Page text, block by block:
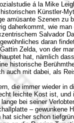
á la Mike
Künstler-
amüsante Szenen zu
daherkommt, wie
Salvador
daran
Zelda, von der
hat, nämlich
historische
auch mit dabei, als
die immer wieder in
leichte Kost ist, und
bei seiner
– gewunkene
sicher schon